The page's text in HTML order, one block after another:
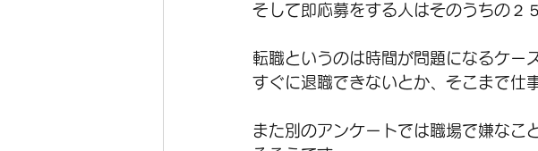
そして即応募をする人はそのうちの２
転職というのは時間が問題になるケー
すぐに退職できないとか、そこまで仕
また別のアンケートでは職場で嫌なこ